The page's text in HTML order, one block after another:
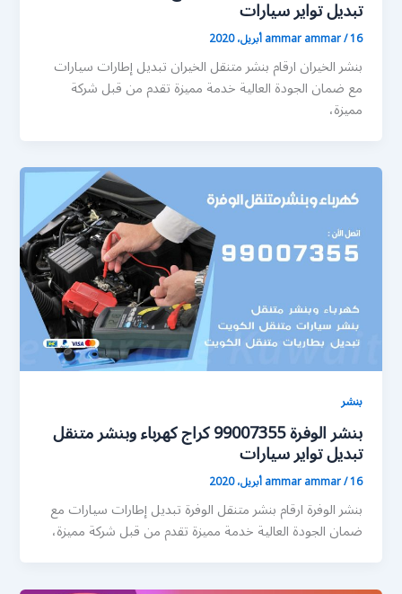
تبديل تواير سيارات
ammar ammar/16 أبريل، 2020
بنشر الخيران ارقام بنشر متنقل الخيران تبديل إطارات سيارات
مع ضمان الجودة العالية خدمة مميزة تقدم من قبل شركة
مميزة،
بنشر
بنشر الوفرة 99007355 كراج كهرباء وبنشر متنقل
تبديل تواير سيارات
ammar ammar/16 أبريل، 2020
بنشر الوفرة ارقام بنشر متنقل الوفرة تبديل إطارات سيارات مع
ضمان الجودة العالية خدمة مميزة تقدم من قبل شركة مميزة،